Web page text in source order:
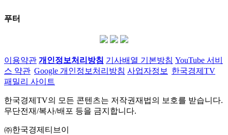
푸터
이용약관 개인정보처리방침 기사배열 기본방침 YouTube 서비
스 약관 Google 개인정보처리방침 사업자정보
한국경제TV
패밀리 사이트
한국경제TV의 모든 콘텐츠는 저작권재법의 보호를 받습니다.
무단전재/복사/배포 등을 금지합니다.
㈜한국경제티브이